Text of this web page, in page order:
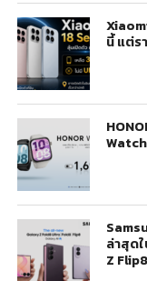
นี้ แต่ร
ล่าสุด
Z Flip8